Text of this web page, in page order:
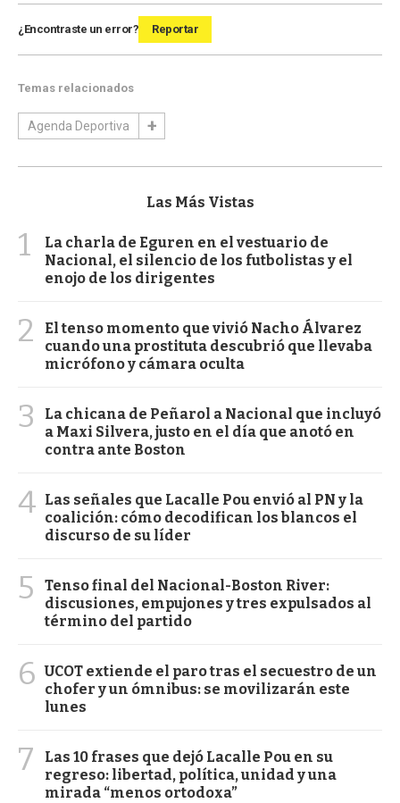
¿Encontraste un error? Reportar
Temas relacionados
Agenda Deportiva
Las Más Vistas
1
La charla de Eguren en el vestuario de
Nacional, el silencio de los futbolistas y el
enojo de los dirigentes
2
El tenso momento que vivió Nacho Álvarez
cuando una prostituta descubrió que llevaba
micrófono y cámara oculta
3
La chicana de Peñarol a Nacional que incluyó
a Maxi Silvera, justo en el día que anotó en
contra ante Boston
4 Las señales que Lacalle Pou envió al PN y la
coalición: cómo decodifican los blancos el
discurso de su líder
5
Tenso final del Nacional-Boston River:
discusiones, empujones y tres expulsados al
término del partido
6 UCOT extiende el paro tras el secuestro de un
chofer y un ómnibus: se movilizarán este
lunes
7
Las 10 frases que dejó Lacalle Pou en su
regreso: libertad, política, unidad y una
mirada “menos ortodoxa”